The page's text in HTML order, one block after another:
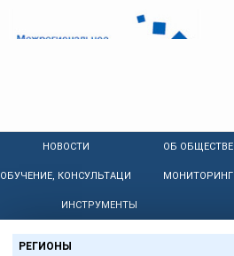
НОВОСТИ ОБ ОБЩЕСТВЕ
ОБУЧЕНИЕ, КОНСУЛЬТАЦИИ МОНИТОРИНГ
ИНСТРУМЕНТЫ
РЕГИОНЫ